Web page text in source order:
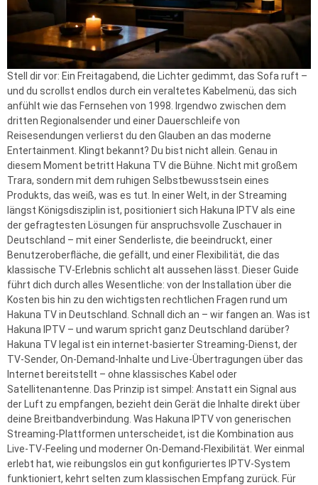
Stell dir vor: Ein Freitagabend, die Lichter gedimmt, das Sofa ruft –
und du scrollst endlos durch ein veraltetes Kabelmenü, das sich
anfühlt wie das Fernsehen von 1998. Irgendwo zwischen dem
dritten Regionalsender und einer Dauerschleife von
Reisesendungen verlierst du den Glauben an das moderne
Entertainment. Klingt bekannt? Du bist nicht allein. Genau in
diesem Moment betritt Hakuna TV die Bühne. Nicht mit großem
Trara, sondern mit dem ruhigen Selbstbewusstsein eines
Produkts, das weiß, was es tut. In einer Welt, in der Streaming
längst Königsdisziplin ist, positioniert sich Hakuna IPTV als eine
der gefragtesten Lösungen für anspruchsvolle Zuschauer in
Deutschland – mit einer Senderliste, die beeindruckt, einer
Benutzeroberfläche, die gefällt, und einer Flexibilität, die das
klassische TV-Erlebnis schlicht alt aussehen lässt. Dieser Guide
führt dich durch alles Wesentliche: von der Installation über die
Kosten bis hin zu den wichtigsten rechtlichen Fragen rund um
Hakuna TV in Deutschland. Schnall dich an – wir fangen an. Was ist
Hakuna IPTV – und warum spricht ganz Deutschland darüber?
Hakuna TV legal ist ein internet-basierter Streaming-Dienst, der
TV-Sender, On-Demand-Inhalte und Live-Übertragungen über das
Internet bereitstellt – ohne klassisches Kabel oder
Satellitenantenne. Das Prinzip ist simpel: Anstatt ein Signal aus
der Luft zu empfangen, bezieht dein Gerät die Inhalte direkt über
deine Breitbandverbindung. Was Hakuna IPTV von generischen
Streaming-Plattformen unterscheidet, ist die Kombination aus
Live-TV-Feeling und moderner On-Demand-Flexibilität. Wer einmal
erlebt hat, wie reibungslos ein gut konfiguriertes IPTV-System
funktioniert, kehrt selten zum klassischen Empfang zurück. Für